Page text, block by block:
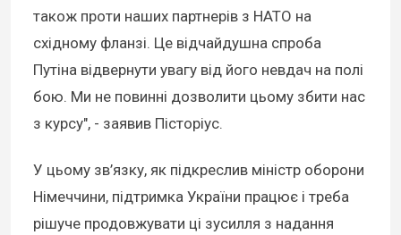
також проти наших партнерів з НАТО на
східному фланзі. Це відчайдушна спроба
Путіна відвернути увагу від його невдач на полі
бою. Ми не повинні дозволити цьому збити нас
з курсу", - заявив Пісторіус.
У цьому зв’язку, як підкреслив міністр оборони
Німеччини, підтримка України працює і треба
рішуче продовжувати ці зусилля з надання